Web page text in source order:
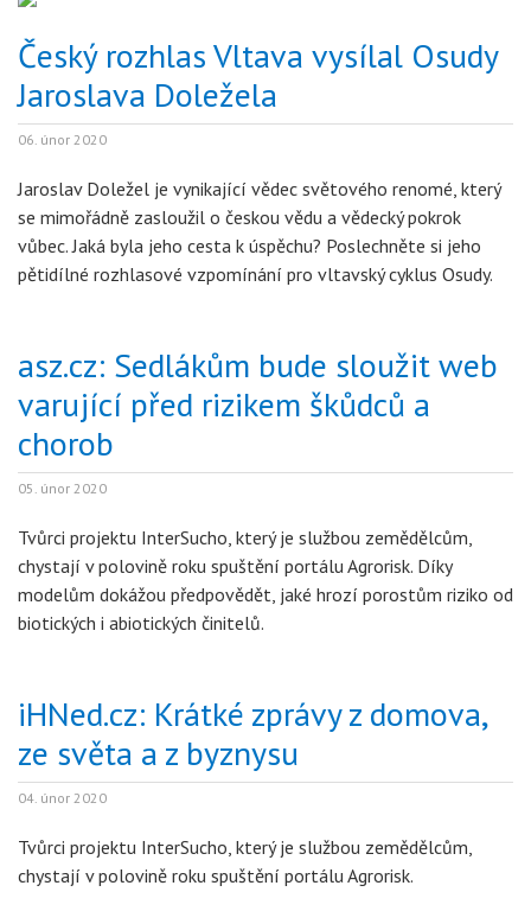
Český rozhlas Vltava vysílal Osudy
Jaroslava Doležela
06. únor 2020
Jaroslav Doležel je vynikající vědec světového renomé, který
se mimořádně zasloužil o českou vědu a vědecký pokrok
vůbec. Jaká byla jeho cesta k úspěchu? Poslechněte si jeho
pětidílné rozhlasové vzpomínání pro vltavský cyklus Osudy.
asz.cz: Sedlákům bude sloužit web
varující před rizikem škůdců a
chorob
05. únor 2020
Tvůrci projektu InterSucho, který je službou zemědělcům,
chystají v polovině roku spuštění portálu Agrorisk. Díky
modelům dokážou předpovědět, jaké hrozí porostům riziko od
biotických i abiotických činitelů.
iHNed.cz: Krátké zprávy z domova,
ze světa a z byznysu
04. únor 2020
Tvůrci projektu InterSucho, který je službou zemědělcům,
chystají v polovině roku spuštění portálu Agrorisk.